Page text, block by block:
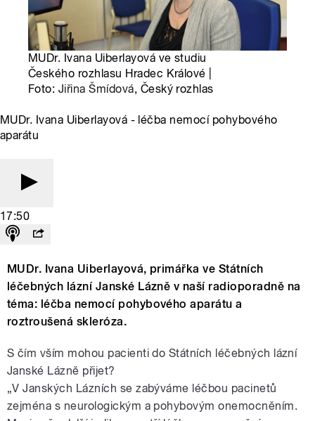
MUDr. Ivana Uiberlayová ve studiu
Českého rozhlasu Hradec Králové |
Foto: Jiřina Šmídová, Český rozhlas
MUDr. Ivana Uiberlayová - léčba nemocí pohybového
aparátu
17:50
MUDr. Ivana Uiberlayová, primářka ve Státních
léčebných lázní Janské Lázně v naší radioporadně na
téma: léčba nemocí pohybového aparátu a
roztroušená skleróza.
S čím vším mohou pacienti do Státních léčebných lázní
Janské Lázně přijet?
„V Janských Lázních se zabýváme léčbou pacinetů
zejména s neurologickým a pohybovým onemocněním.